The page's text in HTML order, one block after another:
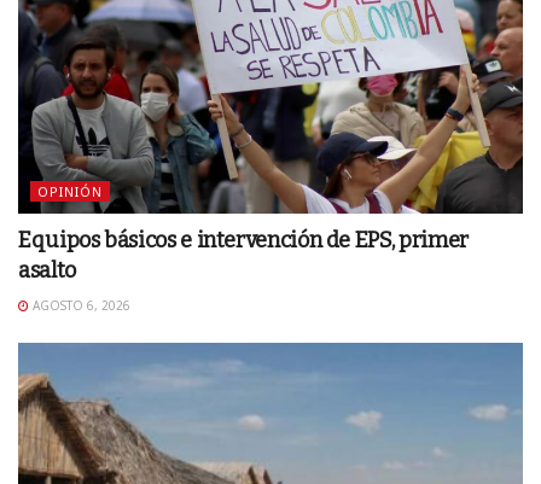
OPINIÓN
Equipos básicos e intervención de EPS, primer
asalto
AGOSTO 6, 2026